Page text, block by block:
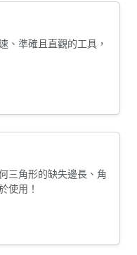
、準確且直觀的工具，
三角形的缺失邊長、角
使用！